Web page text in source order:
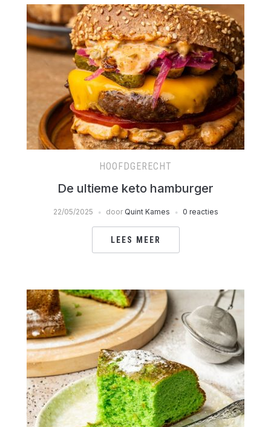
HOOFDGERECHT
De ultieme keto hamburger
22/05/2025 door Quint Kames 0 reacties
LEES MEER